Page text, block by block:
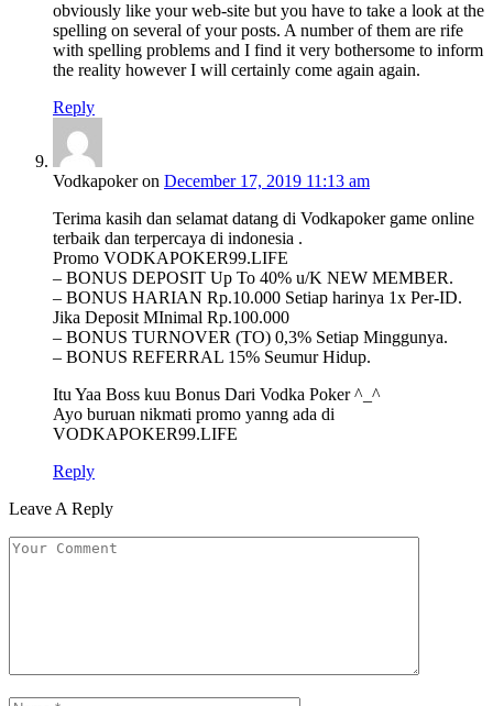
obviously like your web-site but you have to take a look at the
spelling on several of your posts. A number of them are rife
with spelling problems and I find it very bothersome to inform
the reality however I will certainly come again again.
Reply
Vodkapokeron December 17, 2019 11:13 am
Terima kasih dan selamat datang di Vodkapoker game online
terbaik dan terpercaya di indonesia .
Promo VODKAPOKER99.LIFE
– BONUS DEPOSIT Up To 40% u/K NEW MEMBER.
– BONUS HARIAN Rp.10.000 Setiap harinya 1x Per-ID.
Jika Deposit MInimal Rp.100.000
– BONUS TURNOVER (TO) 0,3% Setiap Minggunya.
– BONUS REFERRAL 15% Seumur Hidup.
Itu Yaa Boss kuu Bonus Dari Vodka Poker ^_^
Ayo buruan nikmati promo yanng ada di
VODKAPOKER99.LIFE
Reply
Leave A Reply